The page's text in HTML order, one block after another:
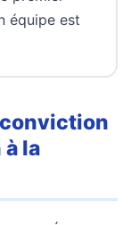
équipe est
la